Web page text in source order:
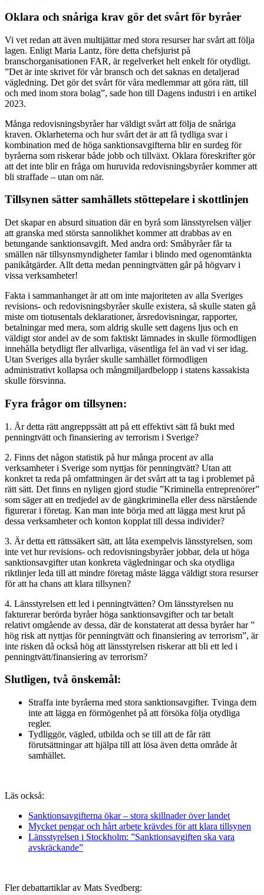
Oklara och snåriga krav gör det svårt för byråer
Vi vet redan att även multijättar med stora resurser har svårt att följa
lagen. Enligt Maria Lantz, före detta chefsjurist på
branschorganisationen FAR, är regelverket helt enkelt för otydligt.
”Det är inte skrivet för vår bransch och det saknas en detaljerad
vägledning. Det gör det svårt för våra medlemmar att göra rätt, till
och med inom stora bolag”, sade hon till Dagens industri i en artikel
2023.
Många redovisningsbyråer har väldigt svårt att följa de snåriga
kraven. Oklarheterna och hur svårt det är att få tydliga svar i
kombination med de höga sanktionsavgifterna blir en surdeg för
byråerna som riskerar både jobb och tillväxt. Oklara föreskrifter gör
att det inte blir en fråga om huruvida redovisningsbyråer kommer att
bli straffade – utan om när.
Tillsynen sätter samhällets stöttepelare i skottlinjen
Det skapar en absurd situation där en byrå som länsstyrelsen väljer
att granska med största sannolikhet kommer att drabbas av en
betungande sanktionsavgift. Med andra ord: Småbyråer får ta
smällen när tillsynsmyndigheter famlar i blindo med ogenomtänkta
panikåtgärder. Allt detta medan penningtvätten går på högvarv i
vissa verksamheter!
Fakta i sammanhanget är att om inte majoriteten av alla Sveriges
revisions- och redovisningsbyråer skulle existera, så skulle staten gå
miste om tiotusentals deklarationer, årsredovisningar, rapporter,
betalningar med mera, som aldrig skulle sett dagens ljus och en
väldigt stor andel av de som faktiskt lämnades in skulle förmodligen
innehålla betydligt fler allvarliga, väsentliga fel än vad vi ser idag.
Utan Sveriges alla byråer skulle samhället förmodligen
administrativt kollapsa och mångmiljardbelopp i statens kassakista
skulle försvinna.
Fyra frågor om tillsynen:
1. Är detta rätt angreppssätt att på ett effektivt sätt få bukt med
penningtvätt och finansiering av terrorism i Sverige?
2. Finns det någon statistik på hur många procent av alla
verksamheter i Sverige som nyttjas för penningtvätt? Utan att
konkret ta reda på omfattningen är det svårt att ta tag i problemet på
rätt sätt. Det finns en nyligen gjord studie ”Kriminella entreprenörer”
som säger att en tredjedel av de gängkriminella eller dess närstående
figurerar i företag. Kan man inte börja med att lägga mest krut på
dessa verksamheter och konton kopplat till dessa individer?
3. Är detta ett rättssäkert sätt, att låta exempelvis länsstyrelsen, som
inte vet hur revisions- och redovisningsbyråer jobbar, dela ut höga
sanktionsavgifter utan konkreta vägledningar och ska otydliga
riktlinjer leda till att mindre företag måste lägga väldigt stora resurser
för att ha chans att klara tillsynen?
4. Länsstyrelsen ett led i penningtvätten? Om länsstyrelsen nu
fakturerar berörda byråer höga sanktionsavgifter och tar betalt
relativt omgående av dessa, där de konstaterat att dessa byråer har ”
hög risk att nyttjas för penningtvätt och finansiering av terrorism”, är
inte risken då också hög att länsstyrelsen riskerar att bli ett led i
penningtvätt/finansiering av terrorism?
Slutligen, två önskemål:
Straffa inte byråerna med stora sanktionsavgifter. Tvinga dem
inte att lägga en förmögenhet på att försöka följa otydliga
regler.
Tydliggör, vägled, utbilda och se till att de får rätt
förutsättningar att hjälpa till att lösa även detta område åt
samhället.
Läs också:
Sanktionsavgifterna ökar – stora skillnader över landet
Mycket pengar och hårt arbete krävdes för att klara tillsynen
Länsstyrelsen i Stockholm: ”Sanktionsavgiften ska vara
avskräckande”
Fler debattartiklar av Mats Svedberg: